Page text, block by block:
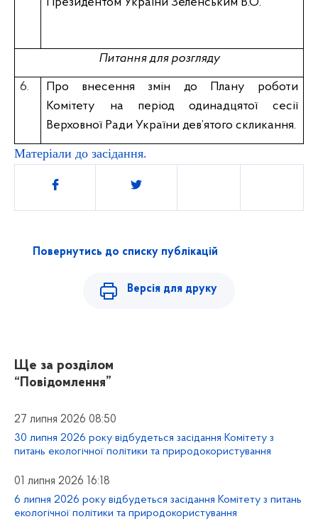
Питання для розгляду
6.
Про внесення змін до Плану роботи
Комітету на період одинадцятої сесії
Верховної Ради України дев’ятого скликання.
Матеріали до засідання.
Поділитись
Повернутись до списку публікацій
Версія для друку
Ще за розділом
“Повідомлення”
27 липня 2026 08:50
30 липня 2026 року відбудеться засідання Комітету з
питань екологічної політики та природокористування
01 липня 2026 16:18
6 липня 2026 року відбудеться засідання Комітету з питань
екологічної політики та природокористування